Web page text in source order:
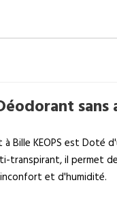
Bille KEOPS est Doté
transpirant, il permet
et d'humidité.